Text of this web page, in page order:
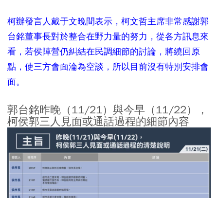
柯辦發言人戴于文晚間表示，柯文哲主席非常感謝郭
台銘董事長對於整合在野力量的努力，從各方訊息來
看，若侯陣營仍糾結在民調細節的討論，將繞回原
點，使三方會面淪為空談，所以目前沒有特別安排會
面。
郭台銘昨晚（11/21）與今早（11/22），
柯侯郭三人見面或通話過程的細節內容